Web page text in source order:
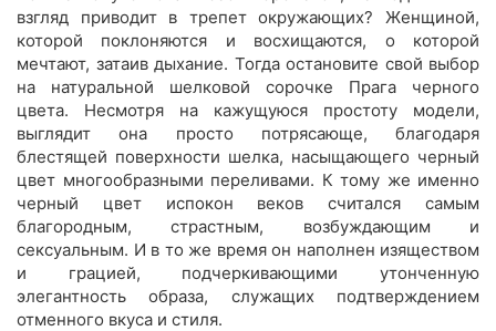
взгляд приводит в трепет окружающих? Женщиной,
которой поклоняются и восхищаются, о которой
мечтают, затаив дыхание. Тогда остановите свой выбор
на натуральной шелковой сорочке Прага черного
цвета. Несмотря на кажущуюся простоту модели,
выглядит она просто потрясающе, благодаря
блестящей поверхности шелка, насыщающего черный
цвет многообразными переливами. К тому же именно
черный цвет испокон веков считался самым
благородным, страстным, возбуждающим и
сексуальным. И в то же время он наполнен изяществом
и грацией, подчеркивающими утонченную
элегантность образа, служащих подтверждением
отменного вкуса и стиля.